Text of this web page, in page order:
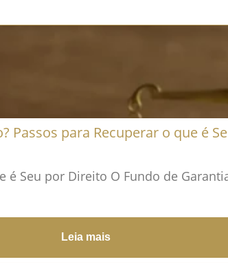
Passos para Recuperar o que é
é Seu por Direito O Fundo de
Leia mais